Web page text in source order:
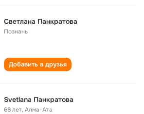
Светлана Панкратова
Познань
Добавить в друзья
Svetlana Панкратова
68 лет,Алма-Ата